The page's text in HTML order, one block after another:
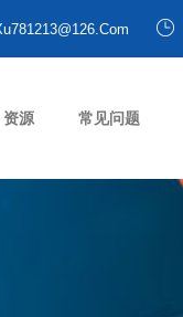
资源 常见问题